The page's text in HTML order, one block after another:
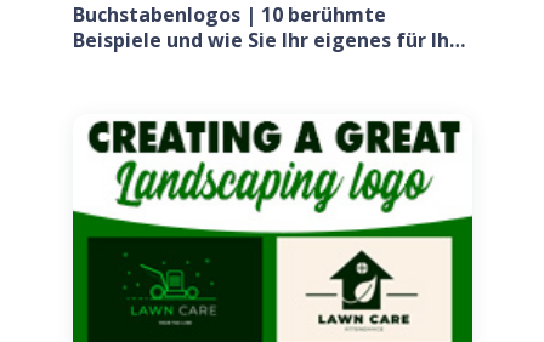
Buchstabenlogos | 10 berühmte
Beispiele und wie Sie Ihr eigenes für Ihr